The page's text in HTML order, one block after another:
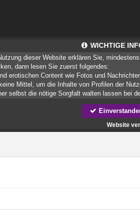
WICHTIGE
dieser Website erklären Sie,
dann lesen Sie zuerst folgendes:
erotischen Content wie Fotos und
Mittel, um die Inhalte von Profilen der
selbst die nötige Sorgfalt walten lassen
Dateien, die zusammen mit den
kommunizieren. Sie wissen schließlich
zu erschleichen. Kommunizieren Sie daher
Profile dienen lediglich dem Austausch
von denen angenommen wird, dass sie
die einen Filter für bestimmte
der Funktion Ihres Internetbrowsers
Website